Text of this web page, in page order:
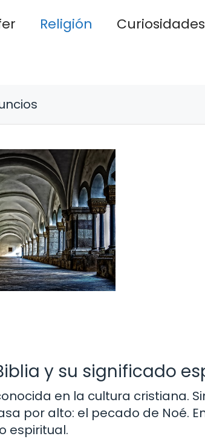
Religión Curiosidades
y su significado
en la cultura cristiana.
por alto: el pecado de Noé.
espiritual.